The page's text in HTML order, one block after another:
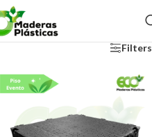
Filters